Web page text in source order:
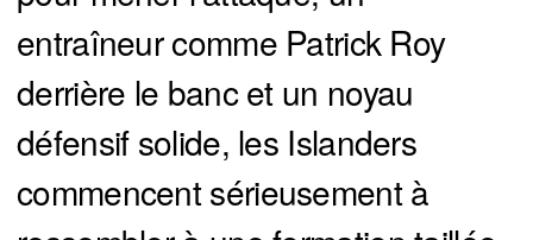
entraîneur comme Patrick Roy
derrière le banc et un noyau
défensif solide, les Islanders
commencent sérieusement à